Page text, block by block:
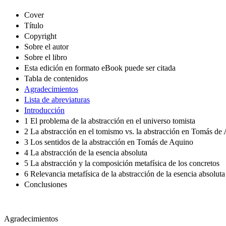
Cover
Título
Copyright
Sobre el autor
Sobre el libro
Esta edición en formato eBook puede ser citada
Tabla de contenidos
Agradecimientos
Lista de abreviaturas
Introducción
1 El problema de la abstracción en el universo tomista
2 La abstracción en el tomismo vs. la abstracción en Tomás de
3 Los sentidos de la abstracción en Tomás de Aquino
4 La abstracción de la esencia absoluta
5 La abstracción y la composición metafísica de los concretos
6 Relevancia metafísica de la abstracción de la esencia absoluta
Conclusiones
Agradecimientos